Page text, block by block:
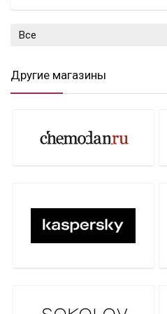
Все
Другие магазины